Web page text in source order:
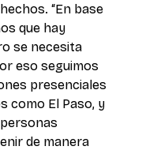
“En base
que hay
se necesita
eso seguimos
presenciales
como El Paso, y
de manera